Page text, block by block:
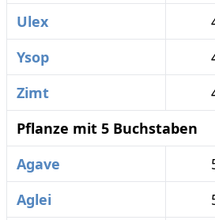
Ulex
Ysop
Zimt
Pflanze mit 5 Buchstaben
Agave
Aglei